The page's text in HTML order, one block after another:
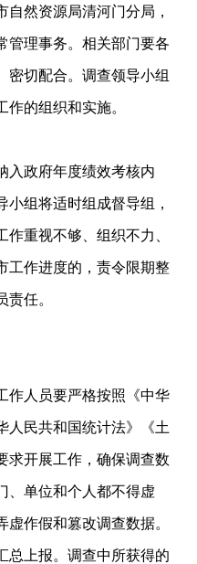
自然资源局清河门分局 ，
管理事务。相关部门要各
密切配合。调查领导小组
的组织和实施。
入政府年度绩效考核内
小组将适时组成督导组，
重视不够、组织不力、
工作进度的，责令限期整
任。
作人员要严格按照《中华
人民共和国统计法》《土
求开展工作，确保调查数
、单位和个人都不得虚
作假和篡改调查数据。
总上报。调查中所获得的